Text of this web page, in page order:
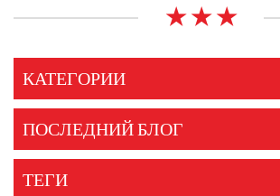
★ ★ ★
КАТЕГОРИИ
ПОСЛЕДНИЙ БЛОГ
ТЕГИ